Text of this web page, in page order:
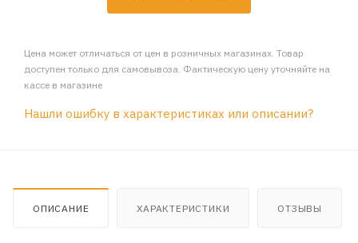
Цена может отличаться от цен в розничных магазинах. Товар
доступен только для самовывоза. Фактическую цену уточняйте на
кассе в магазине
Нашли ошибку в характеристиках или описании?
ОПИСАНИЕ ХАРАКТЕРИСТИКИ ОТЗЫВЫ